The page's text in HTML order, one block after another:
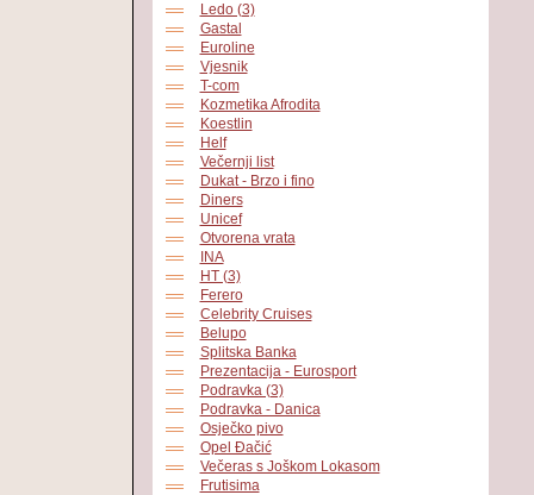
Ledo (3)
Gastal
Euroline
Vjesnik
T-com
Kozmetika Afrodita
Koestlin
Helf
Večernji list
Dukat - Brzo i fino
Diners
Unicef
Otvorena vrata
INA
HT (3)
Ferero
Celebrity Cruises
Belupo
Splitska Banka
Prezentacija - Eurosport
Podravka (3)
Podravka - Danica
Osječko pivo
Opel Đačić
Večeras s Joškom Lokasom
Frutisima